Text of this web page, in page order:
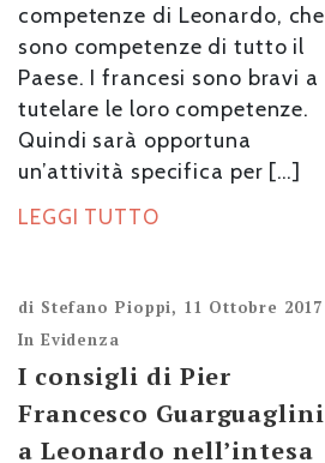
competenze di Leonardo, che
sono competenze di tutto il
Paese. I francesi sono bravi a
tutelare le loro competenze.
Quindi sarà opportuna
un’attività specifica per […]
LEGGI TUTTO
di Stefano Pioppi, 11 Ottobre 2017
In Evidenza
I consigli di Pier
Francesco Guarguaglini
a Leonardo nell’intesa